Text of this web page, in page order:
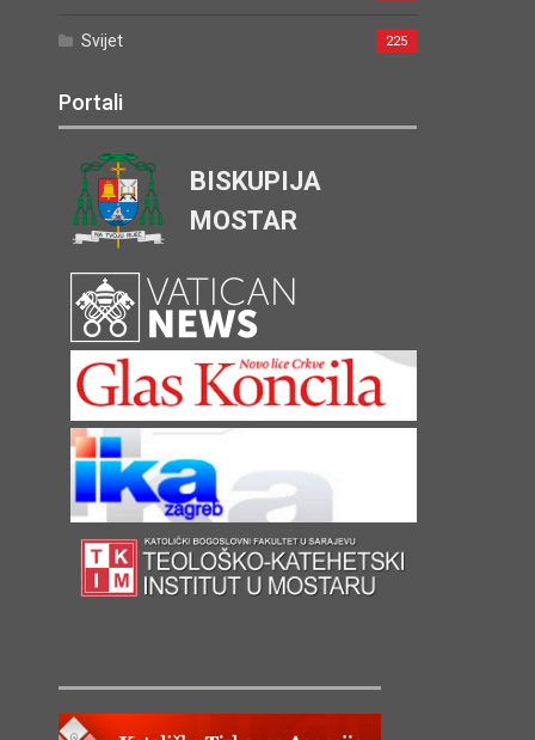
Svijet 225
Portali
BISKUPIJA
MOSTAR